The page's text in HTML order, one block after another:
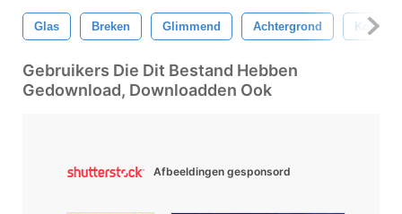
Glas Breken Glimmend Achtergrond Kop
Gebruikers Die Dit Bestand Hebben
Gedownload, Downloadden Ook
Afbeeldingen gesponsord